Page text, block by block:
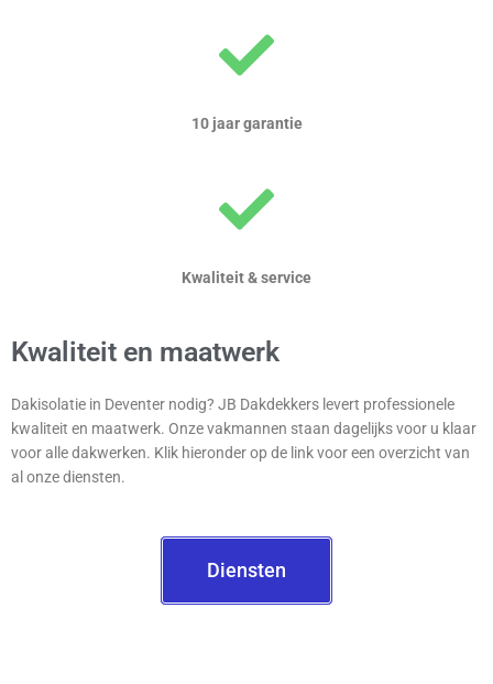
10 jaar garantie
Kwaliteit & service
Kwaliteit en maatwerk
Dakisolatie in Deventer nodig? JB Dakdekkers levert professionele
kwaliteit en maatwerk. Onze vakmannen staan dagelijks voor u klaar
voor alle dakwerken. Klik hieronder op de link voor een overzicht van
al onze diensten.
Diensten